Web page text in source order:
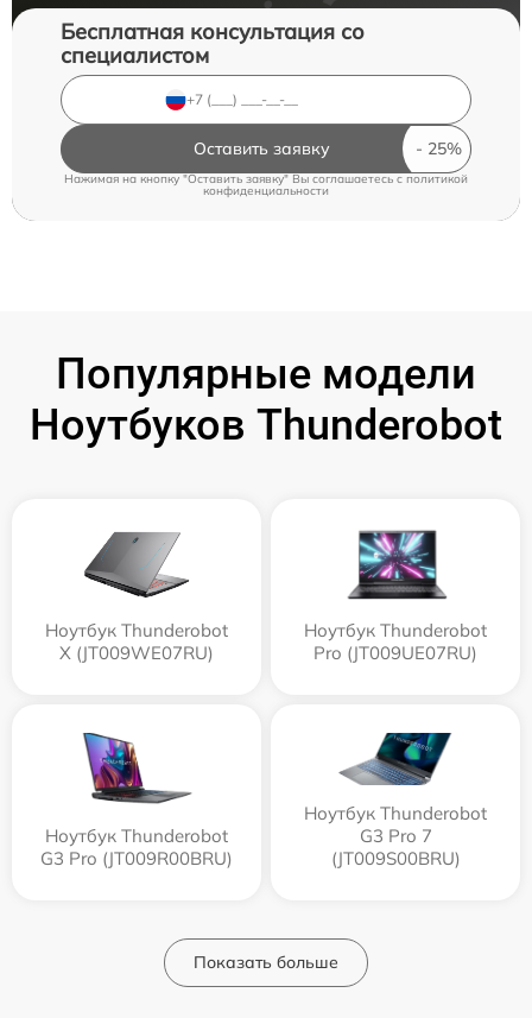
Бесплатная консультация со
специалистом
Оставить заявку
Нажимая на кнопку "Оставить заявку" Вы соглашаетесь cполитикой
конфиденциальности
Популярные модели
Ноутбуков Thunderobot
Ноутбук Thunderobot
X (JT009WE07RU)
Ноутбук Thunderobot
Pro (JT009UE07RU)
Ноутбук Thunderobot
G3 Pro (JT009R00BRU)
Ноутбук Thunderobot
G3 Pro 7
(JT009S00BRU)
Показать больше